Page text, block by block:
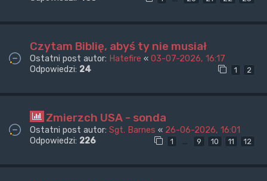
Czytam Biblię, abyś ty nie musiał
Ostatni post autor: Hatefire « 03-07-2026, 16:17
Odpowiedzi: 24 1 2
Zmierzch USA - sonda
Ostatni post autor: Sgt. Barnes « 26-06-2026, 16:01
Odpowiedzi: 226 1 … 9 10 11 12